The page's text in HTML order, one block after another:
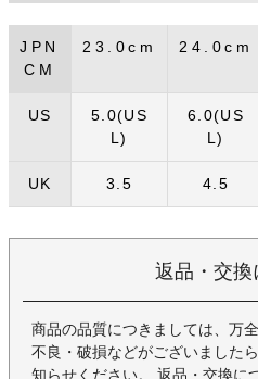
JPN
CM
23.0cm 24.0cm
US
5.0(US
L)
6.0(US
L)
UK 3.5 4.5
返品・交換
商品の品質につきましては、万
不良・破損などがございました
知らせください。 返品・交換に